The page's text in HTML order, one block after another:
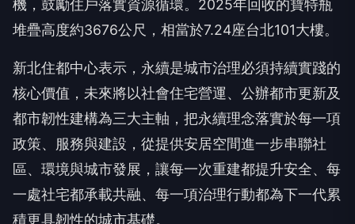
機，鼓勵住戶落實資源循環。2025年回收的寶特瓶
堆疊高度約3676公尺，相當於7.24座台北101大樓。
新北住都中心表示，永續是城市治理必須持續實踐的
核心價值，未來將以社會住宅營運、公辦都市更新及
都市韌性建構為三大主軸，把永續理念落實於每一項
政策、服務與建設，從提供安居空間進一步串聯社
區、環境與城市發展，讓每一次重建都提升安全、每
一處社宅都承載共融、每一項治理行動都為下一代累
積更具韌性的城市基礎。